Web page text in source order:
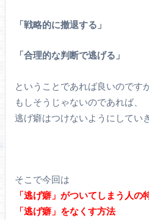
「戦略的に撤退する」
「合理的な判断で逃げる」
ということであれば良いのですが
もしそうじゃないのであれば、
逃げ癖はつけないようにしてい
そこで今回は
「逃げ癖」がついてしまう人の
「逃げ癖」をなくす方法